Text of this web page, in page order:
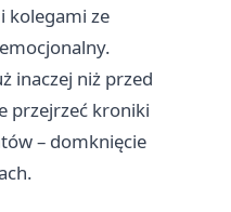
kolegami ze
inaczej niż przed
przejrzeć kroniki
– domknięcie